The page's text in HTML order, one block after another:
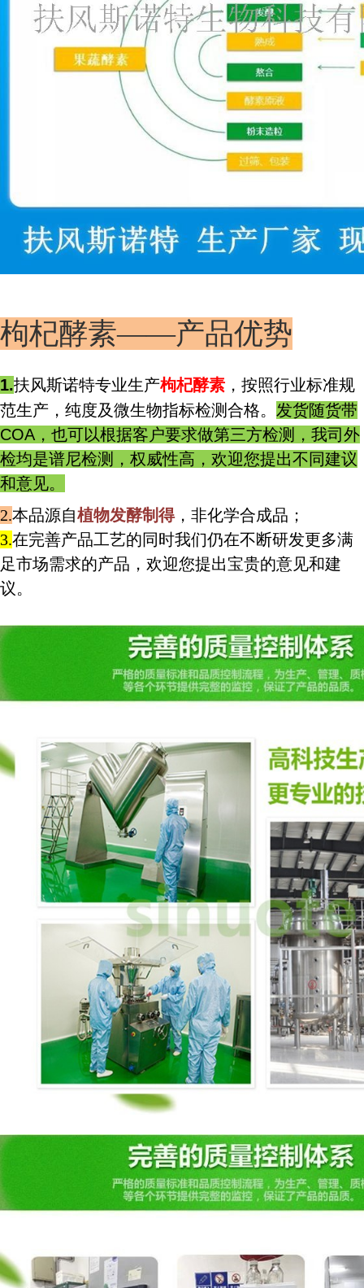
枸杞酵素——产品优势
1.扶风斯诺特专业生产枸杞酵素 ，按照行业标准规
范生产，纯度及微生物指标检测合格。 发货随货带
COA，也可以根据客户要求做第三方检测，我司外
检均是谱尼检测，权威性高，欢迎您提出不同建议
和意见。
2.本品源自植物发酵制得，非化学合成品；
3.在完善产品工艺的同时我们仍在不断研发更多满
足市场需求的产品，欢迎您提出宝贵的意见和建
议。